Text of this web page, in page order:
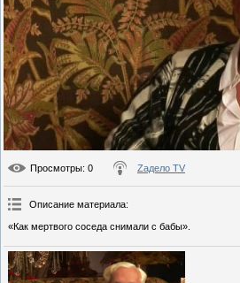
Просмотры: 0 Zадело TV
Описание материала:
«Как мертвого соседа снимали с бабы».